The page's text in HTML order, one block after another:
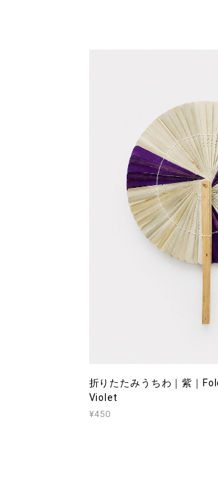
折りたたみうちわ｜紫｜
Violet
¥450